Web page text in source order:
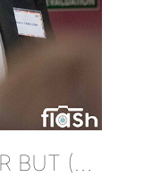
REMISE DU 1ER BUT (73)